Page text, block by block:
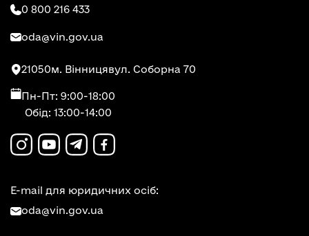
0 800 216 433
oda@vin.gov.ua
21050м. Вінницявул. Соборна 70
Пн-Пт: 9:00-18:00
Обід: 13:00-14:00
E-mail для юридичних осіб:
oda@vin.gov.ua